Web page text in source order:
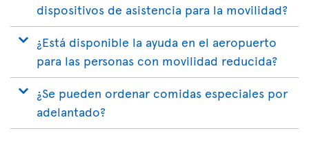
dispositivos de asistencia para la movilidad?
¿Está disponible la ayuda en el aeropuerto
para las personas con movilidad reducida?
¿Se pueden ordenar comidas especiales por
adelantado?